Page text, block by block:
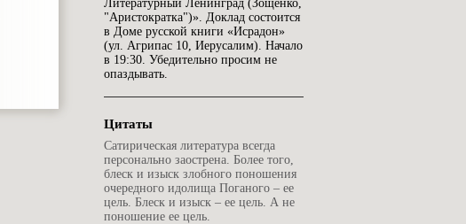
Литературный Ленинград (Зощенко,
"Аристократка")». Доклад состоится
в Доме русской книги «Исрадон»
(ул. Агрипас 10, Иерусалим). Начало
в 19:30. Убедительно просим не
опаздывать.
Цитаты
Сатирическая литература всегда
персонально заострена. Более того,
блеск и изыск злобного поношения
очередного идолища Поганого – ее
цель. Блеск и изыск – ее цель. А не
поношение ее цель.